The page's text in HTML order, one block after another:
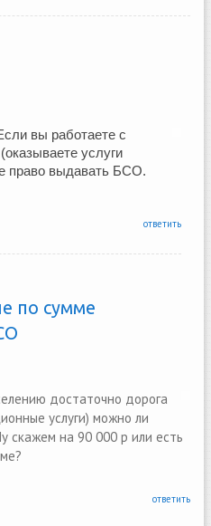
вы работаете с
услуги
право выдавать БСО.
ответить
по сумме
достаточно дорога
услуги) можно ли
скажем на 90 000 р или есть
ответить